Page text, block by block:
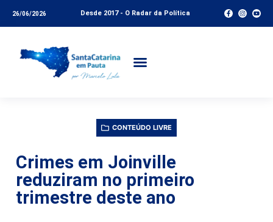
26/06/2026 Desde 2017 - O Radar da Política
CONTEÚDO LIVRE
Crimes em Joinville
reduziram no primeiro
trimestre deste ano